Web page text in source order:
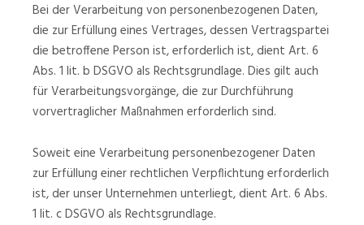
Bei der Verarbeitung von personenbezogenen Daten,
die zur Erfüllung eines Vertrages, dessen Vertragspartei
die betroffene Person ist, erforderlich ist, dient Art. 6
Abs. 1 lit. b DSGVO als Rechtsgrundlage. Dies gilt auch
für Verarbeitungsvorgänge, die zur Durchführung
vorvertraglicher Maßnahmen erforderlich sind.
Soweit eine Verarbeitung personenbezogener Daten
zur Erfüllung einer rechtlichen Verpflichtung erforderlich
ist, der unser Unternehmen unterliegt, dient Art. 6 Abs.
1 lit. c DSGVO als Rechtsgrundlage.